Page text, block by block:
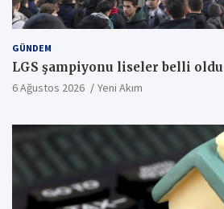
GÜNDEM
LGS şampiyonu liseler belli oldu
6 Ağustos 2026 Yeni Akım